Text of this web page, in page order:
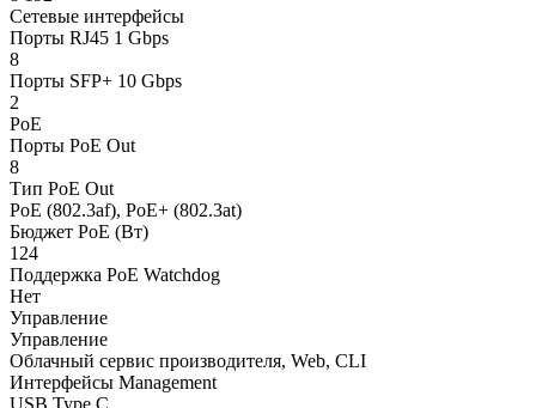
Сетевые интерфейсы
Порты RJ45 1 Gbps
8
Порты SFP+ 10 Gbps
2
PoE
Порты PoE Out
8
Тип PoE Out
PoE (802.3af), PoE+ (802.3at)
Бюджет PoE (Вт)
124
Поддержка PoE Watchdog
Нет
Управление
Управление
Облачный сервис производителя, Web, CLI
Интерфейсы Management
USB Type C